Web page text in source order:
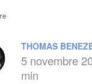
THOMAS
5 novembre
min